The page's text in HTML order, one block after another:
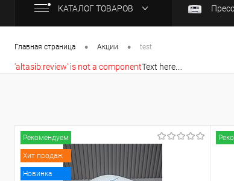
КАТАЛОГ ТОВАРОВ
Главная страница • Акции • test
'altasib:review' is not a componentText here....
Рекомендуем
Хит продаж
Новинка